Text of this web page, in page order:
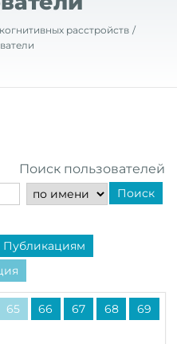
расстройств
Поиск пользователей
Поиск
Публикациям
65 66 67 68 69